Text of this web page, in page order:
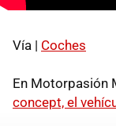
Vía | Coches
En Motorpasión
concept, el